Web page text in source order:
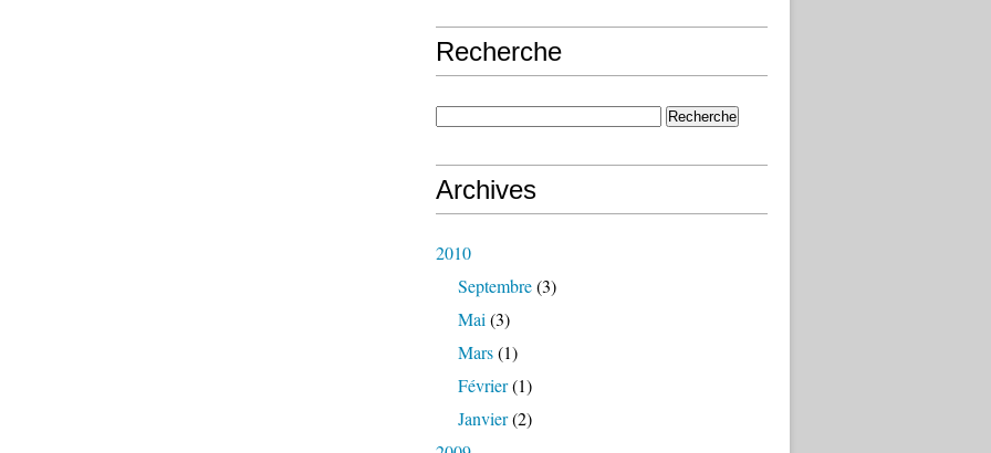
Recherche
Archives
2010
Septembre(3)
Mai (3)
Mars(1)
Février(1)
Janvier(2)